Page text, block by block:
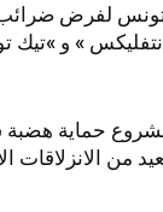
لفرض
» و »تيك
حماية
من الانزلاقات